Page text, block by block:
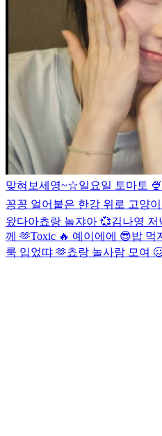
맞혀보세영~☆일요일 토마토 🍨
꽁꽁 얼어붙은 한강 위로 고양
왔다아쵸랑 놀쟈아 💞김나영 저
께 🫶Toxic 🔥 예이에에 😎밥 먹
룩 입었땨 🫶쵸랑 놀사람 모여